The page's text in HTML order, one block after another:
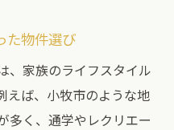
た物件選び
、家族のライフスタイル
えば、小牧市のような地
多く、通学やレクリエー